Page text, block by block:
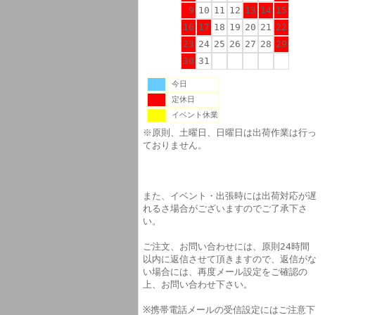
9 10 11 12 13 14 15
16 17 18 19 20 21
22
23 24 25 26 27 28 29
30 31
今日
定休日
イベント休業
※原則、土曜日、日曜日は出荷作業は行っ
ておりません。
また、イベント・出張時には出荷対応が遅
れるさ場合がございますのでご了承下さ
い。
ご注文、お問い合わせには、原則24時間
以内に返信させて頂きますので、返信がな
い場合には、再度メール設定をご確認の
上、お問い合わせ下さい。
※携帯電話メールの受信設定にはご注意下